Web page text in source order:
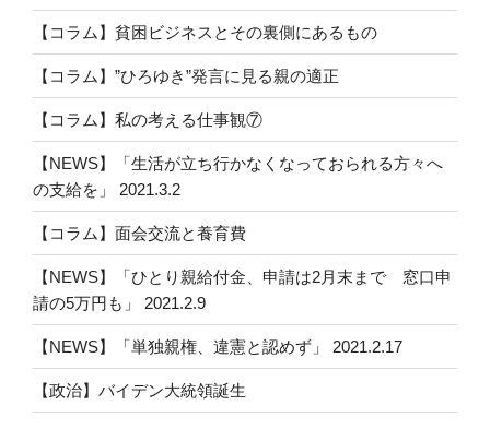
シ
ョ
ン
【コラム】貧困ビジネスとその裏側にあるもの
【コラム】”ひろゆき”発言に見る親の適正
【コラム】私の考える仕事観⑦
【NEWS】「生活が立ち行かなくなっておられる方々へ
の支給を」 2021.3.2
【コラム】面会交流と養育費
【NEWS】「ひとり親給付金、申請は2月末まで 窓口申
請の5万円も」 2021.2.9
【NEWS】「単独親権、違憲と認めず」 2021.2.17
【政治】バイデン大統領誕生